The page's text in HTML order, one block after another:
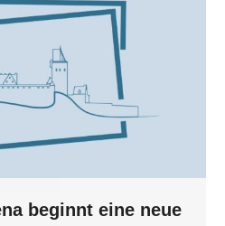
beginnt eine neue